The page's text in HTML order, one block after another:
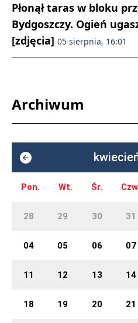
Płonął taras w bloku
Bydgoszczy. Ogień
[zdjęcia] 05 sierpnia, 16:01
Archiwum
Pon. Wt. Śr.
28 29 30 31
04 05 06 07
11 12 13 14
18 19 20 21